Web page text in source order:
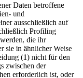
Daten betroffene
und
ausschließlich auf
Profiling —
die ihr
sie in ähnlicher Weise
(1) nicht für den
zwischen der
erforderlich ist, oder